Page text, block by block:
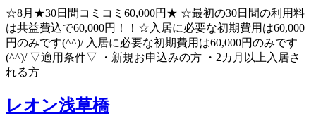
☆8月★30日間コミコミ60,000円★ ☆最初の30日間の利用料
は共益費込で60,000円！！☆入居に必要な初期費用は60,000
円のみです(^^)/ 入居に必要な初期費用は60,000円のみです
(^^)/ ▽適用条件▽ ・新規お申込みの方 ・2カ月以上入居さ
れる方
レオン浅草橋